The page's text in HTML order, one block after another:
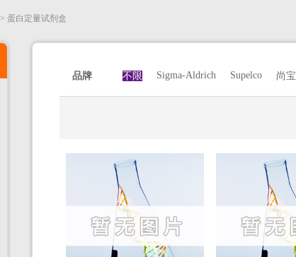
> 蛋白定量试剂盒
品牌 不限 Sigma-Aldrich Supelco 尚宝